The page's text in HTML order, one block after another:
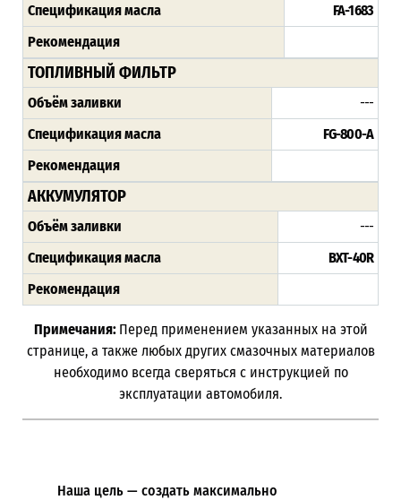
Спецификация масла
FA-1683
Рекомендация
ТОПЛИВНЫЙ ФИЛЬТР
Объём заливки
---
Спецификация масла
FG-800-A
Рекомендация
АККУМУЛЯТОР
Объём заливки
---
Спецификация масла
BXT-40R
Рекомендация
Примечания: Перед применением указанных на этой
странице, а также любых других смазочных материалов
необходимо всегда сверяться с инструкцией по
эксплуатации автомобиля.
Наша цель — создать максимально